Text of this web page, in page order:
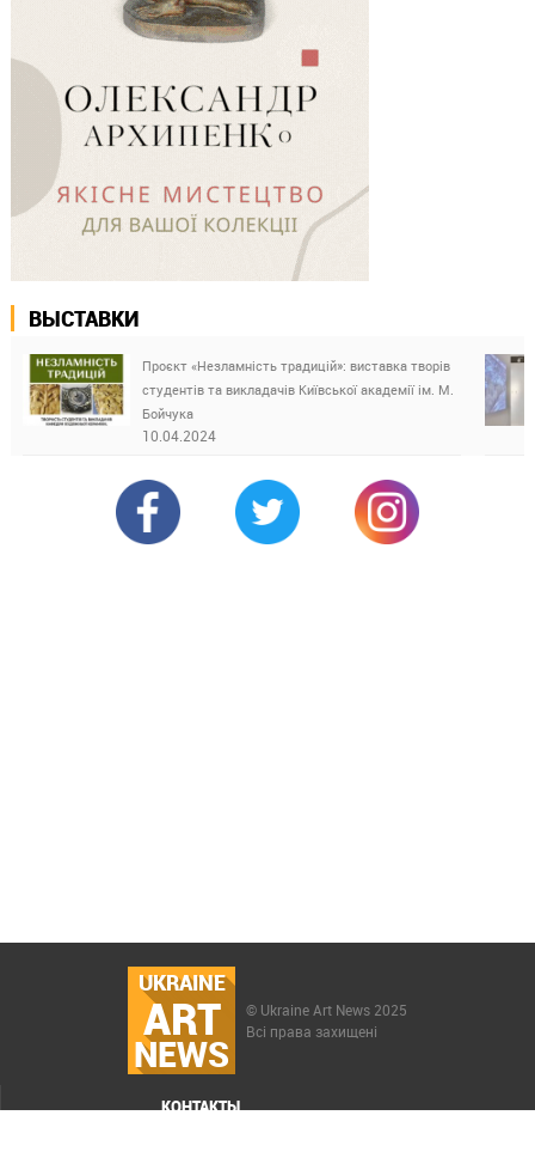
ВЫСТАВКИ
Проєкт «Незламність традицій»: виставка творів
студентів та викладачів Київської академії ім. М.
Бойчука
10.04.2024
UKRAINE
ART
NEWS
© Ukraine Art News 2025
Всі права захищені
КОНТАКТЫ